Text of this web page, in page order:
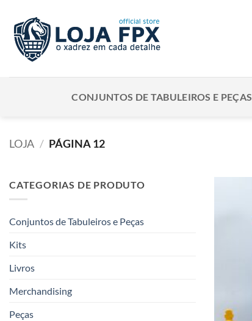
content
CONJUNTOS DE TABULEIROS E PEÇAS
LOJA / PÁGINA 12
CATEGORIAS DE PRODUTO
Conjuntos de Tabuleiros e Peças
Kits
Livros
Merchandising
Peças